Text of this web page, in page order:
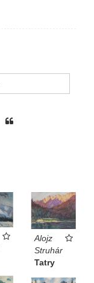
Alojz
Struhár
Tatry